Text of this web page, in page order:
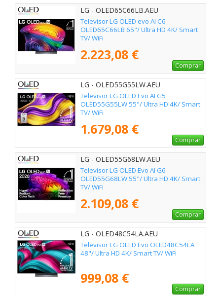
LG - OLED65C66LB.AEU
Televisor LG OLED evo AI C6
OLED65C66LB 65"/ Ultra HD 4K/ Smart
TV/ WiFi
2.223,08 €
Comprar
LG - OLED55G55LW.AEU
Televisor LG OLED Evo AI G5
OLED55G55LW 55"/ Ultra HD 4K/ Smart
TV/ WiFi
1.679,08 €
Comprar
LG - OLED55G68LW.AEU
Televisor LG OLED Evo AI G6
OLED55G68LW 55"/ Ultra HD 4K/ Smart
TV/ WiFi
2.109,08 €
Comprar
LG - OLED48C54LA.AEU
Televisor LG OLED Evo OLED48C54LA
48"/ Ultra HD 4K/ Smart TV/ WiFi
999,08 €
Comprar